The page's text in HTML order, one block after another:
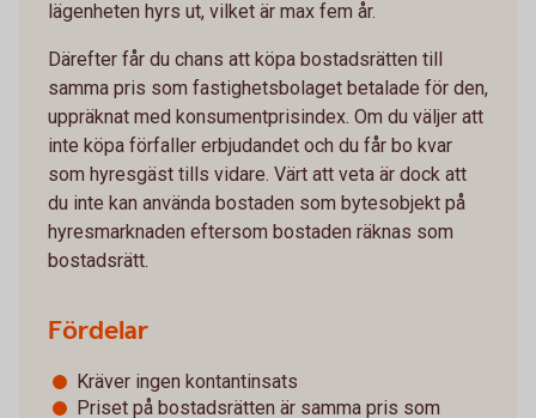
lägenheten hyrs ut, vilket är max fem år.
Därefter får du chans att köpa bostadsrätten till
samma pris som fastighetsbolaget betalade för den,
uppräknat med konsumentprisindex. Om du väljer att
inte köpa förfaller erbjudandet och du får bo kvar
som hyresgäst tills vidare. Värt att veta är dock att
du inte kan använda bostaden som bytesobjekt på
hyresmarknaden eftersom bostaden räknas som
bostadsrätt.
Fördelar
Kräver ingen kontantinsats
Priset på bostadsrätten är samma pris som